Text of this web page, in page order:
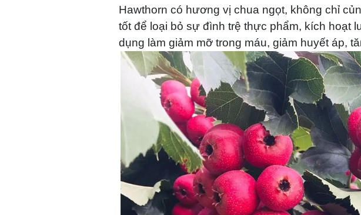
Hawthorn có hương vị chua ngọt, không chỉ
tốt để loại bỏ sự đình trệ thực phẩm, kích hoạt
dụng làm giảm mỡ trong máu, giảm huyết áp,